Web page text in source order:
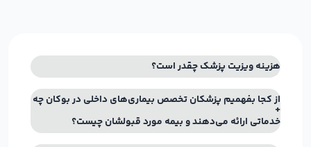
هزینه ویزیت پزشک چقدر است؟
از کجا بفهمیم پزشکان تخصص بیماری‌های داخلی در بوکان چه
خدماتی ارائه می‌دهند و بیمه مورد قبولشان چیست؟